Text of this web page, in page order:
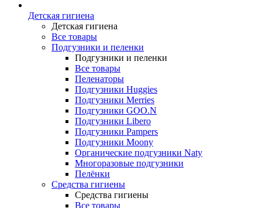
Детская гигиена
Детская гигиена
Все товары
Подгузники и пеленки
Подгузники и пеленки
Все товары
Пеленаторы
Подгузники Huggies
Подгузники Merries
Подгузники GOO.N
Подгузники Libero
Подгузники Pampers
Подгузники Moony
Органические подгузники Naty
Многоразовые подгузники
Пелёнки
Средства гигиены
Средства гигиены
Все товары